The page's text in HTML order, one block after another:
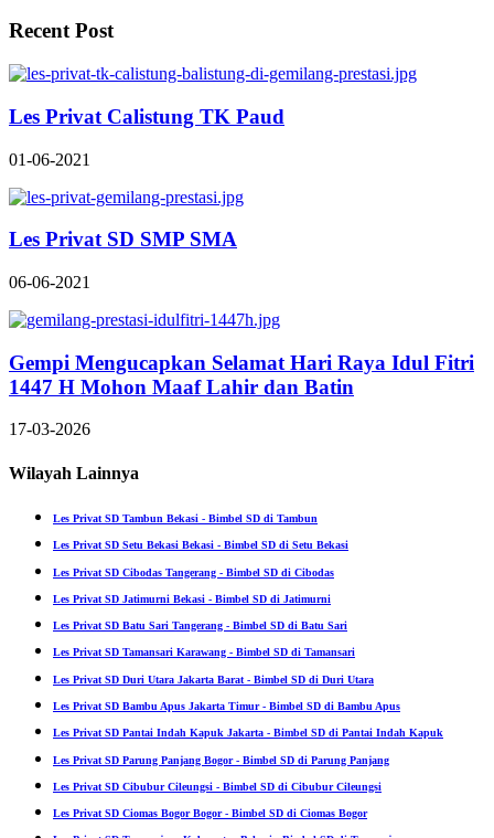
Recent Post
Les Privat Calistung TK Paud
01-06-2021
Les Privat SD SMP SMA
06-06-2021
Gempi Mengucapkan Selamat Hari Raya Idul Fitri
1447 H Mohon Maaf Lahir dan Batin
17-03-2026
Wilayah Lainnya
Les Privat SD Tambun Bekasi - Bimbel SD di Tambun
Les Privat SD Setu Bekasi Bekasi - Bimbel SD di Setu Bekasi
Les Privat SD Cibodas Tangerang - Bimbel SD di Cibodas
Les Privat SD Jatimurni Bekasi - Bimbel SD di Jatimurni
Les Privat SD Batu Sari Tangerang - Bimbel SD di Batu Sari
Les Privat SD Tamansari Karawang - Bimbel SD di Tamansari
Les Privat SD Duri Utara Jakarta Barat - Bimbel SD di Duri Utara
Les Privat SD Bambu Apus Jakarta Timur - Bimbel SD di Bambu Apus
Les Privat SD Pantai Indah Kapuk Jakarta - Bimbel SD di Pantai Indah Kapuk
Les Privat SD Parung Panjang Bogor - Bimbel SD di Parung Panjang
Les Privat SD Cibubur Cileungsi - Bimbel SD di Cibubur Cileungsi
Les Privat SD Ciomas Bogor Bogor - Bimbel SD di Ciomas Bogor